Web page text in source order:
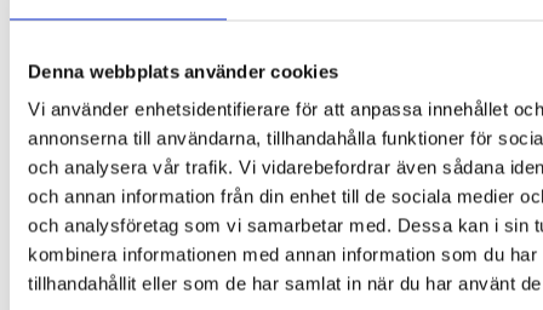
Denna webbplats använder cookies
Vi använder enhetsidentifierare för att anpassa innehållet och
annonserna till användarna, tillhandahålla funktioner för
och analysera vår trafik. Vi vidarebefordrar även sådana
och annan information från din enhet till de sociala medier
och analysföretag som vi samarbetar med. Dessa kan i sin
kombinera informationen med annan information som du har
tillhandahållit eller som de har samlat in när du har använt